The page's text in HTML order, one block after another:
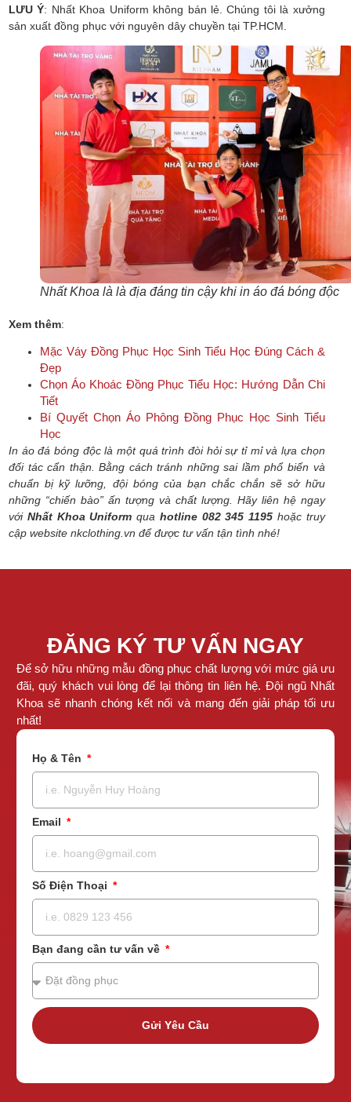
LƯU Ý: Nhất Khoa Uniform không bán lẻ. Chúng tôi là xưởng
sản xuất đồng phục với nguyên dây chuyền tại TP.HCM.
Nhất Khoa là là địa đáng tin cậy khi in áo đá bóng độc
Xem thêm:
Mặc Váy Đồng Phục Học Sinh Tiểu Học Đúng Cách &
Đẹp
Chọn Áo Khoác Đồng Phục Tiểu Học: Hướng Dẫn Chi
Tiết
Bí Quyết Chọn Áo Phông Đồng Phục Học Sinh Tiểu
Học
In áo đá bóng độc là một quá trình đòi hỏi sự tỉ mỉ và lựa chọn
đối tác cẩn thận. Bằng cách tránh những sai lầm phổ biến và
chuẩn bị kỹ lưỡng, đội bóng của bạn chắc chắn sẽ sở hữu
những “chiến bào” ấn tượng và chất lượng. Hãy liên hệ ngay
với Nhất Khoa Uniform qua hotline 082 345 1195 hoặc truy
cập website nkclothing.vn để được tư vấn tận tình nhé!
ĐĂNG KÝ TƯ VẤN NGAY
Để sở hữu những mẫu đồng phục chất lượng với mức giá ưu
đãi, quý khách vui lòng để lại thông tin liên hệ. Đội ngũ Nhất
Khoa sẽ nhanh chóng kết nối và mang đến giải pháp tối ưu
nhất!
Họ & Tên
Email
Số Điện Thoại
Bạn đang cần tư vấn về
Gửi Yêu Cầu